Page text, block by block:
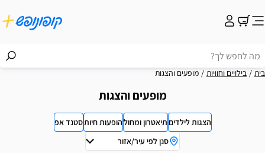
בית בילויים וחוויות מופעים והצגות
מופעים והצגות
הצגות לילדיםתיאטרון ומחולהופעות חיותסטנד אפ
סנן לפי עיר/אזור